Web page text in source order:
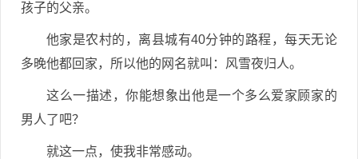
孩子的父亲。
他家是农村的，离县城有40分钟的路程，每天无论
多晚他都回家，所以他的网名就叫：风雪夜归人。
这么一描述，你能想象出他是一个多么爱家顾家的
男人了吧？
就这一点，使我非常感动。